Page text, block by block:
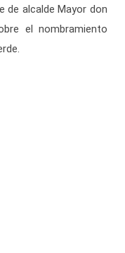
de alcalde Mayor don
el nombramiento